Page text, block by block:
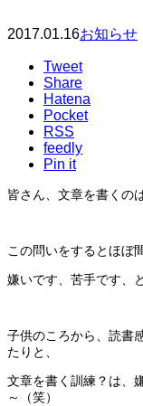
2017.01.16お知らせ
Tweet
Share
Hatena
Pocket
RSS
feedly
Pin it
皆さん、文章を書くの
この問いをするとほぼ
嫌いです、苦手です、
子供のころから、読書
たりと、
文章を書く訓練？は、
～（笑）